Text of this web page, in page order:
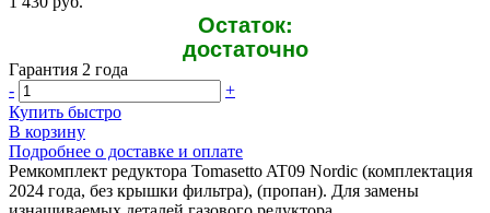
Остаток:
достаточно
Гарантия 2 года
-
+
Купить быстро
В корзину
Подробнее о доставке и оплате
Ремкомплект редуктора Tomasetto AT09 Nordic (комплектация
2024 года, без крышки фильтра), (пропан). Для замены